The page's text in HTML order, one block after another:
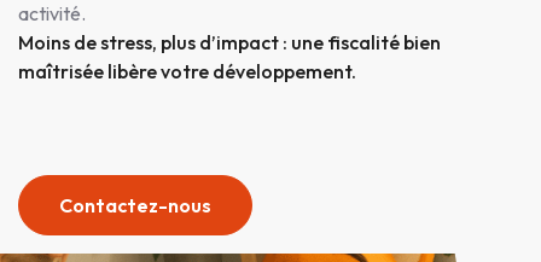
activité.
Moins de stress, plus d’impact : une fiscalité bien
maîtrisée libère votre développement.
Contactez-nous